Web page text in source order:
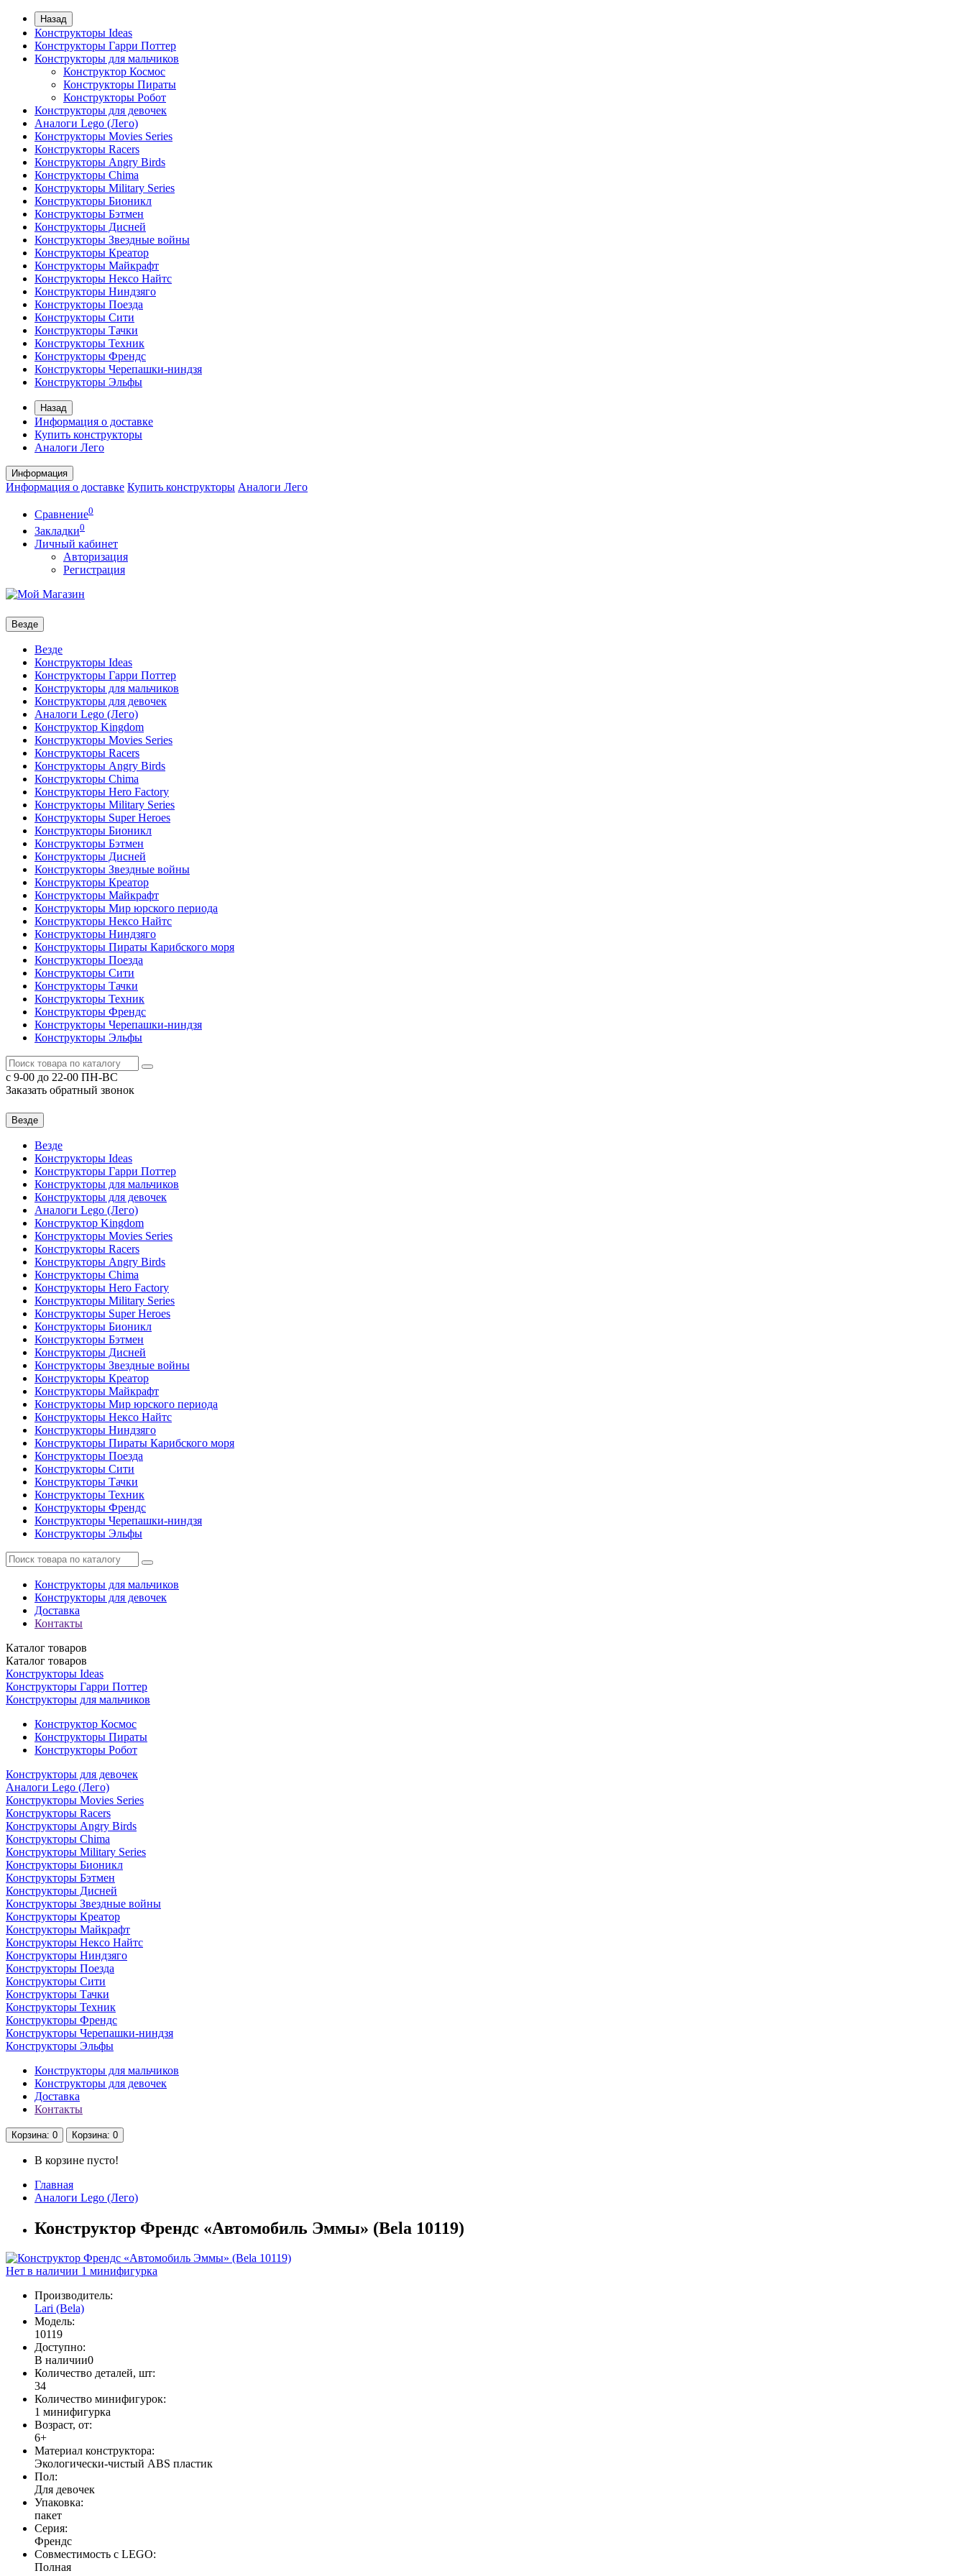
Назад
Конструкторы Ideas
Конструкторы Гарри Поттер
Конструкторы для мальчиков
Конструктор Космос
Конструкторы Пираты
Конструкторы Робот
Конструкторы для девочек
Аналоги Lego (Лего)
Конструкторы Movies Series
Конструкторы Racers
Конструкторы Angry Birds
Конструкторы Chima
Конструкторы Military Series
Конструкторы Бионикл
Конструкторы Бэтмен
Конструкторы Дисней
Конструкторы Звездные войны
Конструкторы Креатор
Конструкторы Майкрафт
Конструкторы Нексо Найтс
Конструкторы Ниндзяго
Конструкторы Поезда
Конструкторы Сити
Конструкторы Тачки
Конструкторы Техник
Конструкторы Френдс
Конструкторы Черепашки-ниндзя
Конструкторы Эльфы
Назад
Информация о доставке
Купить конструкторы
Аналоги Лего
Информация
Информация о доставке Купить конструкторы Аналоги Лего
Сравнение0
Закладки0
Личный кабинет
Авторизация
Регистрация
Везде
Везде
Конструкторы Ideas
Конструкторы Гарри Поттер
Конструкторы для мальчиков
Конструкторы для девочек
Аналоги Lego (Лего)
Конструктор Kingdom
Конструкторы Movies Series
Конструкторы Racers
Конструкторы Angry Birds
Конструкторы Chima
Конструкторы Hero Factory
Конструкторы Military Series
Конструкторы Super Heroes
Конструкторы Бионикл
Конструкторы Бэтмен
Конструкторы Дисней
Конструкторы Звездные войны
Конструкторы Креатор
Конструкторы Майкрафт
Конструкторы Мир юрского периода
Конструкторы Нексо Найтс
Конструкторы Ниндзяго
Конструкторы Пираты Карибского моря
Конструкторы Поезда
Конструкторы Сити
Конструкторы Тачки
Конструкторы Техник
Конструкторы Френдс
Конструкторы Черепашки-ниндзя
Конструкторы Эльфы
c 9-00 до 22-00 ПН-ВС
Заказать обратный звонок
Везде
Везде
Конструкторы Ideas
Конструкторы Гарри Поттер
Конструкторы для мальчиков
Конструкторы для девочек
Аналоги Lego (Лего)
Конструктор Kingdom
Конструкторы Movies Series
Конструкторы Racers
Конструкторы Angry Birds
Конструкторы Chima
Конструкторы Hero Factory
Конструкторы Military Series
Конструкторы Super Heroes
Конструкторы Бионикл
Конструкторы Бэтмен
Конструкторы Дисней
Конструкторы Звездные войны
Конструкторы Креатор
Конструкторы Майкрафт
Конструкторы Мир юрского периода
Конструкторы Нексо Найтс
Конструкторы Ниндзяго
Конструкторы Пираты Карибского моря
Конструкторы Поезда
Конструкторы Сити
Конструкторы Тачки
Конструкторы Техник
Конструкторы Френдс
Конструкторы Черепашки-ниндзя
Конструкторы Эльфы
Конструкторы для мальчиков
Конструкторы для девочек
Доставка
Контакты
Каталог товаров
Каталог товаров
Конструкторы Ideas
Конструкторы Гарри Поттер
Конструкторы для мальчиков
Конструктор Космос
Конструкторы Пираты
Конструкторы Робот
Конструкторы для девочек
Аналоги Lego (Лего)
Конструкторы Movies Series
Конструкторы Racers
Конструкторы Angry Birds
Конструкторы Chima
Конструкторы Military Series
Конструкторы Бионикл
Конструкторы Бэтмен
Конструкторы Дисней
Конструкторы Звездные войны
Конструкторы Креатор
Конструкторы Майкрафт
Конструкторы Нексо Найтс
Конструкторы Ниндзяго
Конструкторы Поезда
Конструкторы Сити
Конструкторы Тачки
Конструкторы Техник
Конструкторы Френдс
Конструкторы Черепашки-ниндзя
Конструкторы Эльфы
Конструкторы для мальчиков
Конструкторы для девочек
Доставка
Контакты
Корзина: 0 Корзина: 0
В корзине пусто!
Главная
Аналоги Lego (Лего)
Конструктор Френдс «Автомобиль Эммы» (Bela 10119)
Нет в наличии 1 минифигурка
Производитель:
Lari (Bela)
Модель:
10119
Доступно:
В наличии0
Количество деталей, шт:
34
Количество минифигурок:
1 минифигурка
Возраст, от:
6+
Материал конструктора:
Экологически-чистый ABS пластик
Пол:
Для девочек
Упаковка:
пакет
Серия:
Френдс
Совместимость с LEGO:
Полная